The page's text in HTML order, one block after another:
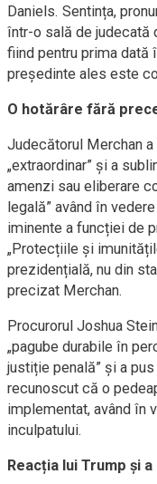
Daniels. Sentința,
într-o sală de judecată
fiind pentru prima dată
președinte ales este
O hotărâre fără
Judecătorul Merchan
„extraordinar” și a
amenzi sau eliberare
legală” având în
iminente a funcției de
„Protecțiile și
prezidențială, nu din
precizat Merchan.
Procurorul Joshua
„pagube durabile în
justiție penală” și a
recunoscut că o
implementat, având în
inculpatului.
Reacția lui Trump și